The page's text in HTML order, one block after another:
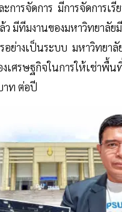
ะการจัดการ มีการจัดการเ
ว มีทีมงานของมหาวิทยาลั
อย่างเป็นระบบ มหาวิทยาลั
งเศรษฐกิจในการให้เช่าพื้
าท ต่อปี